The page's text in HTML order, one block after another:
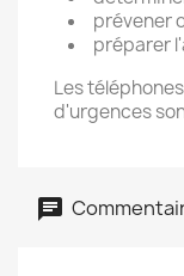
prévener
préparer
Les
d'urgences